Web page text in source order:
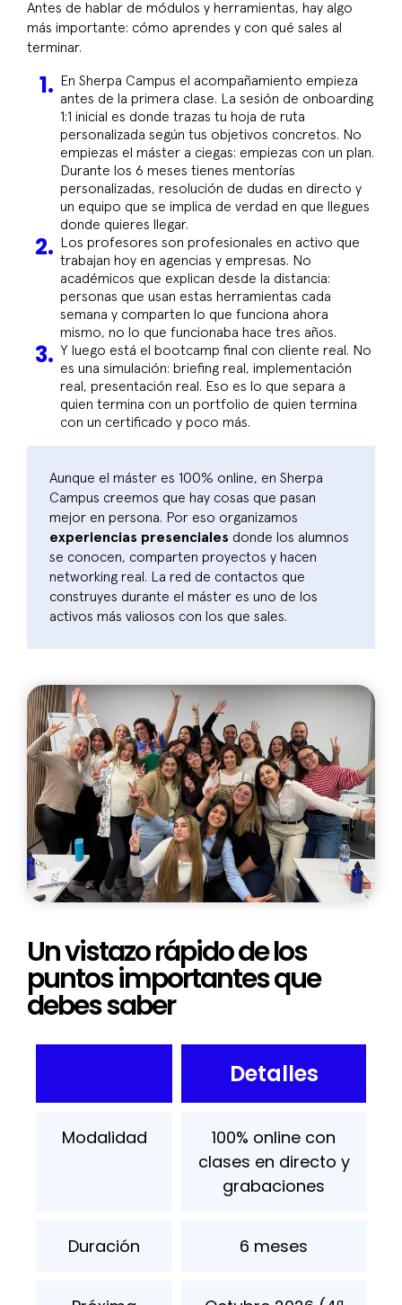
Antes de hablar de módulos y herramientas, hay algo
más importante: cómo aprendes y con qué sales al
terminar.
En Sherpa Campus el acompañamiento empieza
antes de la primera clase. La sesión de onboarding
1:1 inicial es donde trazas tu hoja de ruta
personalizada según tus objetivos concretos. No
empiezas el máster a ciegas: empiezas con un plan.
Durante los 6 meses tienes mentorías
personalizadas, resolución de dudas en directo y
un equipo que se implica de verdad en que llegues
donde quieres llegar.
Los profesores son profesionales en activo que
trabajan hoy en agencias y empresas. No
académicos que explican desde la distancia:
personas que usan estas herramientas cada
semana y comparten lo que funciona ahora
mismo, no lo que funcionaba hace tres años.
Y luego está el bootcamp final con cliente real. No
es una simulación: briefing real, implementación
real, presentación real. Eso es lo que separa a
quien termina con un portfolio de quien termina
con un certificado y poco más.
Aunque el máster es 100% online, en Sherpa
Campus creemos que hay cosas que pasan
mejor en persona. Por eso organizamos
experiencias presenciales donde los alumnos
se conocen, comparten proyectos y hacen
networking real. La red de contactos que
construyes durante el máster es uno de los
activos más valiosos con los que sales.
Un vistazo rápido de los
puntos importantes que
debes saber
Detalles
Modalidad
100% online con
clases en directo y
grabaciones
Duración 6 meses